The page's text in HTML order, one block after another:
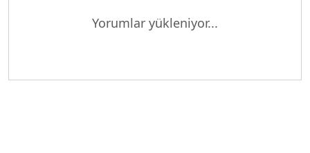
Yorumlar yükleniyor...